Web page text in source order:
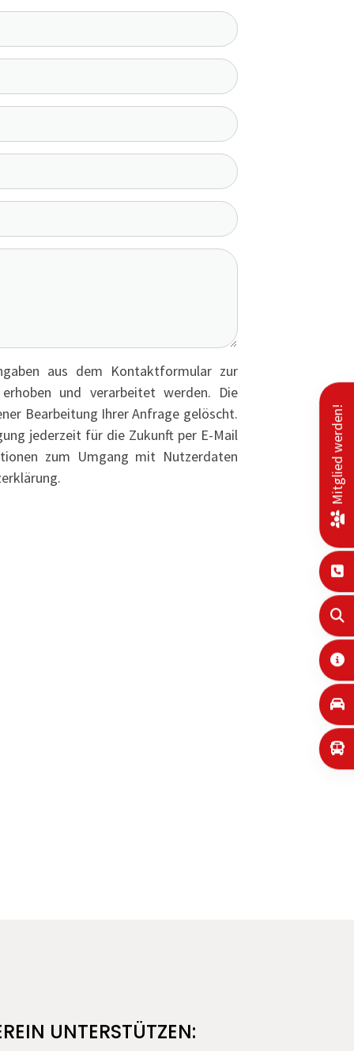
aus dem Kontaktformular zur
und verarbeitet werden. Die
Bearbeitung Ihrer Anfrage gelöscht.
jederzeit für die Zukunft per E-Mail
zum Umgang mit Nutzerdaten
UNTERSTÜTZEN:
Mitglied werden!